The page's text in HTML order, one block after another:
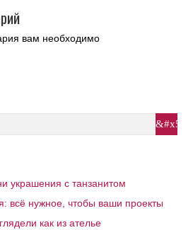
вам необходимо
украшения с танзанитом
всё нужное, чтобы ваши проекты
как из ателье